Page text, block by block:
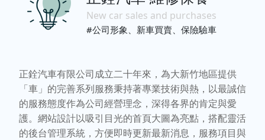
New car sales and purchases
#公司形象、新車買賣、保險驗車
正銓汽車有限公司成立二十年來，為大新竹地區提供
「車」的完善系列服務秉持著專業技術與熱，以最誠信
的服務態度作為公司經營理念，深得各界的肯定與愛
護。網站設計以吸引目光的首頁大圖為亮點，搭配靈活
的後台管理系統，方便即時更新最新消息，服務項目與